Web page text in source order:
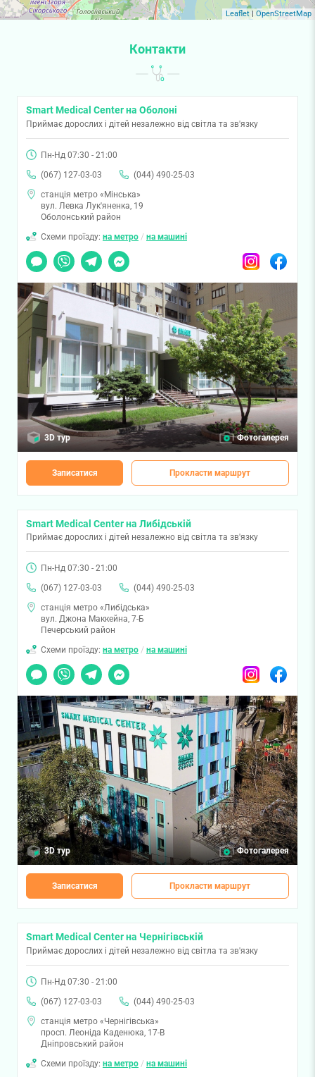
Leaflet| OpenStreetMap
Контакти
Smart Medical Center на Оболоні
Приймає дорослих і дітей незалежно від світла та зв'язку
Пн-Нд 07:30 - 21:00
(067) 127-03-03
(044) 490-25-03
станція метро «Мінська»
вул. Левка Лук'яненка, 19
Оболонський район
Схеми проїзду: на метро / на машині
Чат
Viber TelegramMessenger InstagramFacebook
3D тур Фотогалерея
Записатися Прокласти маршрут
Smart Medical Center на Либідській
Приймає дорослих і дітей незалежно від світла та зв'язку
Пн-Нд 07:30 - 21:00
(067) 127-03-03
(044) 490-25-03
станція метро «Либідська»
вул. Джона Маккейна, 7-Б
Печерський район
Схеми проїзду: на метро / на машині
Чат
Viber TelegramMessenger InstagramFacebook
3D тур Фотогалерея
Записатися Прокласти маршрут
Smart Medical Center на Чернігівській
Приймає дорослих і дітей незалежно від світла та зв'язку
Пн-Нд 07:30 - 21:00
(067) 127-03-03
(044) 490-25-03
станція метро «Чернігівська»
просп. Леоніда Каденюка, 17-В
Дніпровський район
Схеми проїзду: на метро / на машині